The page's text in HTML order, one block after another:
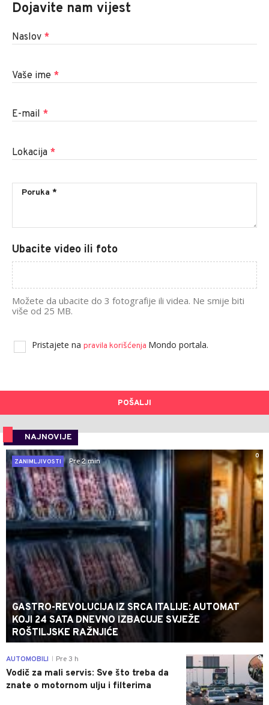
Dojavite nam vijest
Naslov *
Vaše ime *
E-mail *
Lokacija *
Ubacite video ili foto
Možete da ubacite do 3 fotografije ili videa. Ne smije biti
više od 25 MB.
Pristajete na pravila korišćenja Mondo portala.
POŠALJI
NAJNOVIJE
0
ZANIMLJIVOSTI
Pre 2 min
GASTRO-REVOLUCIJA IZ SRCA ITALIJE: AUTOMAT
KOJI 24 SATA DNEVNO IZBACUJE SVJEŽE
ROŠTILJSKE RAŽNJIĆE
0
AUTOMOBILI Pre 3 h
Vodič za mali servis: Sve što treba da
znate o motornom ulju i filterima